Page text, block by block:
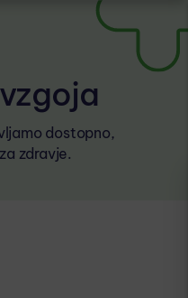
dostopno,
zdravje.